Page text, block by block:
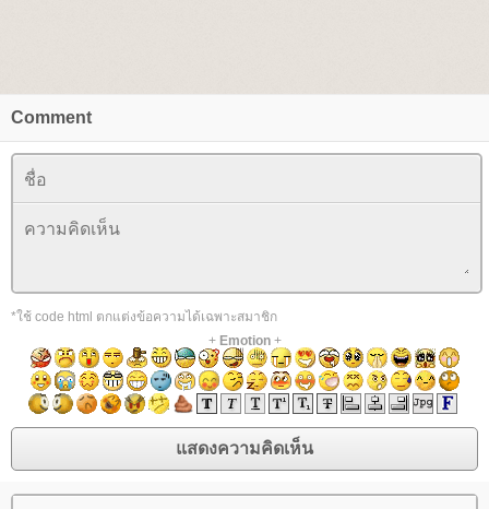
Comment
*ใช้ code html ตกแต่งข้อความได้เฉพาะสมาชิก
+ Emotion+